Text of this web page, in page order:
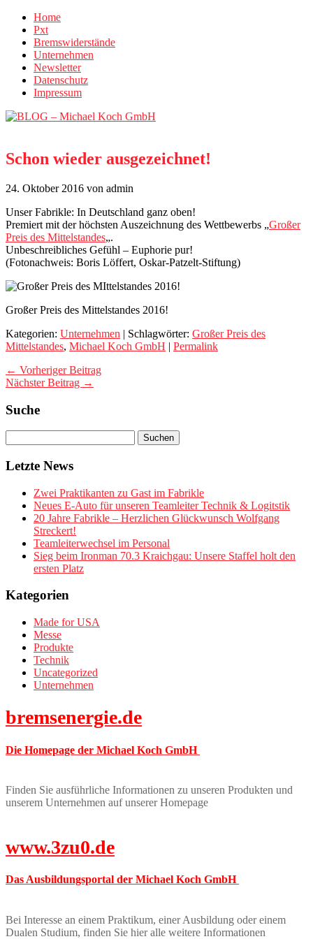
Home
Pxt
Bremswiderstände
Unternehmen
Newsletter
Datenschutz
Impressum
Schon wieder ausgezeichnet!
24. Oktober 2016 von admin
Unser Fabrikle: In Deutschland ganz oben!
Premiert mit der höchsten Auszeichnung des Wettbewerbs „Großer
Preis des Mittelstandes„.
Unbeschreibliches Gefühl – Euphorie pur!
(Fotonachweis: Boris Löffert, Oskar-Patzelt-Stiftung)
Großer Preis des Mittelstandes 2016!
Kategorien: Unternehmen | Schlagwörter: Großer Preis des
Mittelstandes, Michael Koch GmbH | Permalink
← Vorheriger Beitrag
Nächster Beitrag →
Suche
Letzte News
Zwei Praktikanten zu Gast im Fabrikle
Neues E-Auto für unseren Teamleiter Technik & Logitstik
20 Jahre Fabrikle – Herzlichen Glückwunsch Wolfgang
Streckert!
Teamleiterwechsel im Personal
Sieg beim Ironman 70.3 Kraichgau: Unsere Staffel holt den
ersten Platz
Kategorien
Made for USA
Messe
Produkte
Technik
Uncategorized
Unternehmen
bremsenergie.de
Die Homepage der Michael Koch GmbH
Finden Sie ausführliche Informationen zu unseren Produkten und
unserem Unternehmen auf unserer Homepage
www.3zu0.de
Das Ausbildungsportal der Michael Koch GmbH
Bei Interesse an einem Praktikum, einer Ausbildung oder einem
Dualen Studium, finden Sie hier alle weitere Informationen